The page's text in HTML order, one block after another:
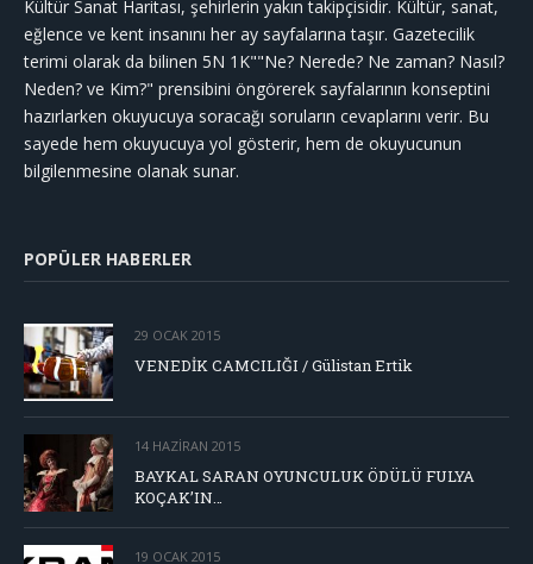
Kültür Sanat Haritası, şehirlerin yakın takipçisidir. Kültür, sanat,
eğlence ve kent insanını her ay sayfalarına taşır. Gazetecilik
terimi olarak da bilinen 5N 1K""Ne? Nerede? Ne zaman? Nasıl?
Neden? ve Kim?" prensibini öngörerek sayfalarının konseptini
hazırlarken okuyucuya soracağı soruların cevaplarını verir. Bu
sayede hem okuyucuya yol gösterir, hem de okuyucunun
bilgilenmesine olanak sunar.
POPÜLER HABERLER
29 OCAK 2015
VENEDİK CAMCILIĞI / Gülistan Ertik
14 HAZIRAN 2015
BAYKAL SARAN OYUNCULUK ÖDÜLÜ FULYA
KOÇAK’IN…
19 OCAK 2015